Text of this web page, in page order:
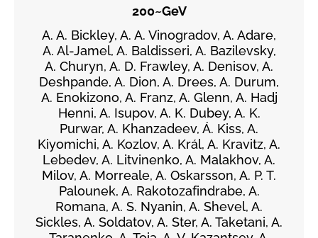
200~GeV
A. A. Bickley, A. A. Vinogradov, A. Adare,
A. Al-Jamel, A. Baldisseri, A. Bazilevsky,
A. Churyn, A. D. Frawley, A. Denisov, A.
Deshpande, A. Dion, A. Drees, A. Durum,
A. Enokizono, A. Franz, A. Glenn, A. Hadj
Henni, A. Isupov, A. K. Dubey, A. K.
Purwar, A. Khanzadeev, Á. Kiss, A.
Kiyomichi, A. Kozlov, A. Král, A. Kravitz, A.
Lebedev, A. Litvinenko, A. Malakhov, A.
Milov, A. Morreale, A. Oskarsson, A. P. T.
Palounek, A. Rakotozafindrabe, A.
Romana, A. S. Nyanin, A. Shevel, A.
Sickles, A. Soldatov, A. Ster, A. Taketani, A.